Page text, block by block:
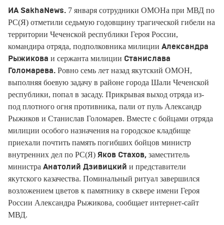
ИА SakhaNews. 7 января сотрудники ОМОНа при МВД по
РС(Я) отметили седьмую годовщину трагической гибели на
территории Чеченской республики Героя России,
командира отряда, подполковника милиции Александра
Рыжикова и сержанта милиции Станислава
Голомарева. Ровно семь лет назад якутский ОМОН,
выполняя боевую задачу в районе города Шали Чеченской
республики, попал в засаду. Прикрывая выход отряда из-
под плотного огня противника, пали от пуль Александр
Рыжиков и Станислав Голомарев. Вместе с бойцами отряда
милиции особого назначения на городское кладбище
приехали почтить память погибших бойцов министр
внутренних дел по РС(Я) Яков Стахов, заместитель
министра Анатолий Дзивицкий и представители
якутского казачества. Поминальный ритуал завершился
возложением цветов к памятнику в сквере имени Героя
России Александра Рыжикова, сообщает интернет-сайт
МВД.